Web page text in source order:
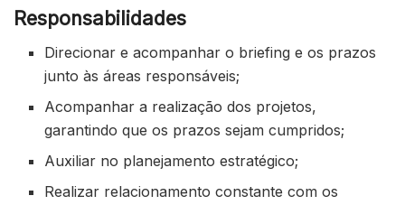
Responsabilidades
Direcionar e acompanhar o briefing e os prazos
junto às áreas responsáveis;
Acompanhar a realização dos projetos,
garantindo que os prazos sejam cumpridos;
Auxiliar no planejamento estratégico;
Realizar relacionamento constante com os